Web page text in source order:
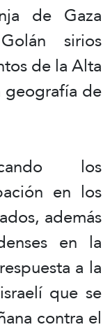
de Gaza
sirios
de la Alta
de
los
en los
además
en la
a la
que se
contra el